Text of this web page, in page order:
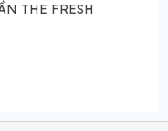
THE FRESH